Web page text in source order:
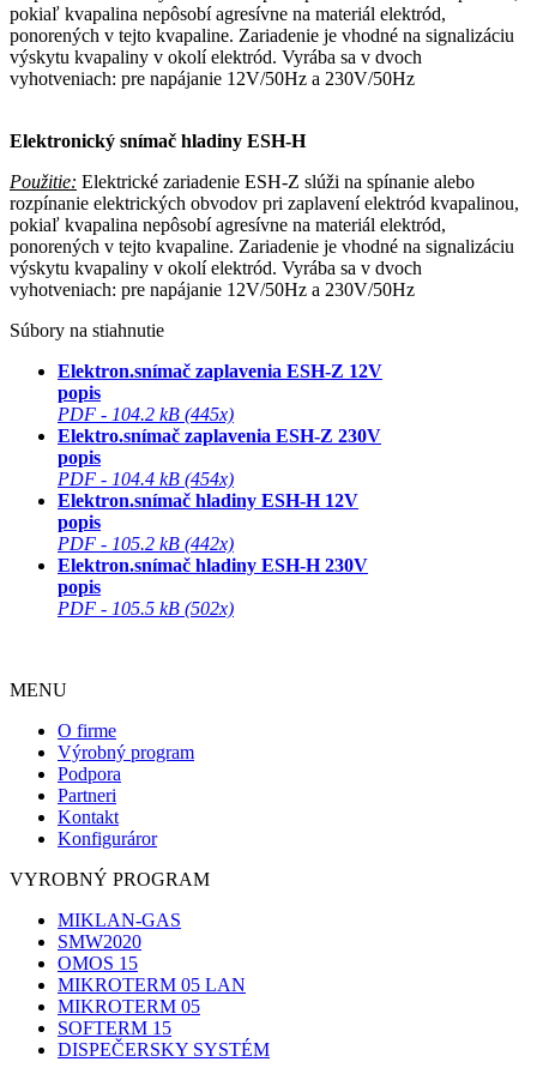
pokiaľ kvapalina nepôsobí agresívne na materiál elektród,
ponorených v tejto kvapaline. Zariadenie je vhodné na signalizáciu
výskytu kvapaliny v okolí elektród. Vyrába sa v dvoch
vyhotveniach: pre napájanie 12V/50Hz a 230V/50Hz
Elektronický snímač hladiny ESH-H
Použitie: Elektrické zariadenie ESH-Z slúži na spínanie alebo
rozpínanie elektrických obvodov pri zaplavení elektród kvapalinou,
pokiaľ kvapalina nepôsobí agresívne na materiál elektród,
ponorených v tejto kvapaline. Zariadenie je vhodné na signalizáciu
výskytu kvapaliny v okolí elektród. Vyrába sa v dvoch
vyhotveniach: pre napájanie 12V/50Hz a 230V/50Hz
Súbory na stiahnutie
Elektron.snímač zaplavenia ESH-Z 12V
popis
PDF - 104.2 kB (445x)
Elektro.snímač zaplavenia ESH-Z 230V
popis
PDF - 104.4 kB (454x)
Elektron.snímač hladiny ESH-H 12V
popis
PDF - 105.2 kB (442x)
Elektron.snímač hladiny ESH-H 230V
popis
PDF - 105.5 kB (502x)
MENU
O firme
Výrobný program
Podpora
Partneri
Kontakt
Konfiguráror
VYROBNÝ PROGRAM
MIKLAN-GAS
SMW2020
OMOS 15
MIKROTERM 05 LAN
MIKROTERM 05
SOFTERM 15
DISPEČERSKY SYSTÉM